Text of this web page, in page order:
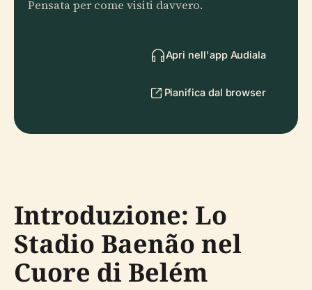
Pensata per come visiti davvero.
Apri nell'app Audiala
Pianifica dal browser
Introduzione: Lo
Stadio Baenão nel
Cuore di Belém